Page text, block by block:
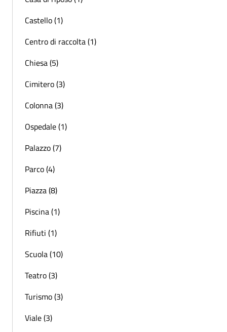
Castello (1)
Centro di raccolta (1)
Chiesa (5)
Cimitero (3)
Colonna (3)
Ospedale (1)
Palazzo (7)
Parco (4)
Piazza (8)
Piscina (1)
Rifiuti (1)
Scuola (10)
Teatro (3)
Turismo (3)
Viale (3)